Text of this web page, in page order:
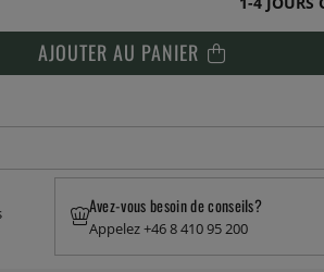
AJOUTER AU PANIER
Avez-vous besoin de conseils?
Appelez +46 8 410 95 200